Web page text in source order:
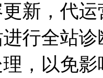
新，代
行全站
，以免